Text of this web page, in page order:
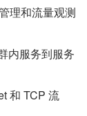
理和流量观测
内服务到服务
和 TCP 流